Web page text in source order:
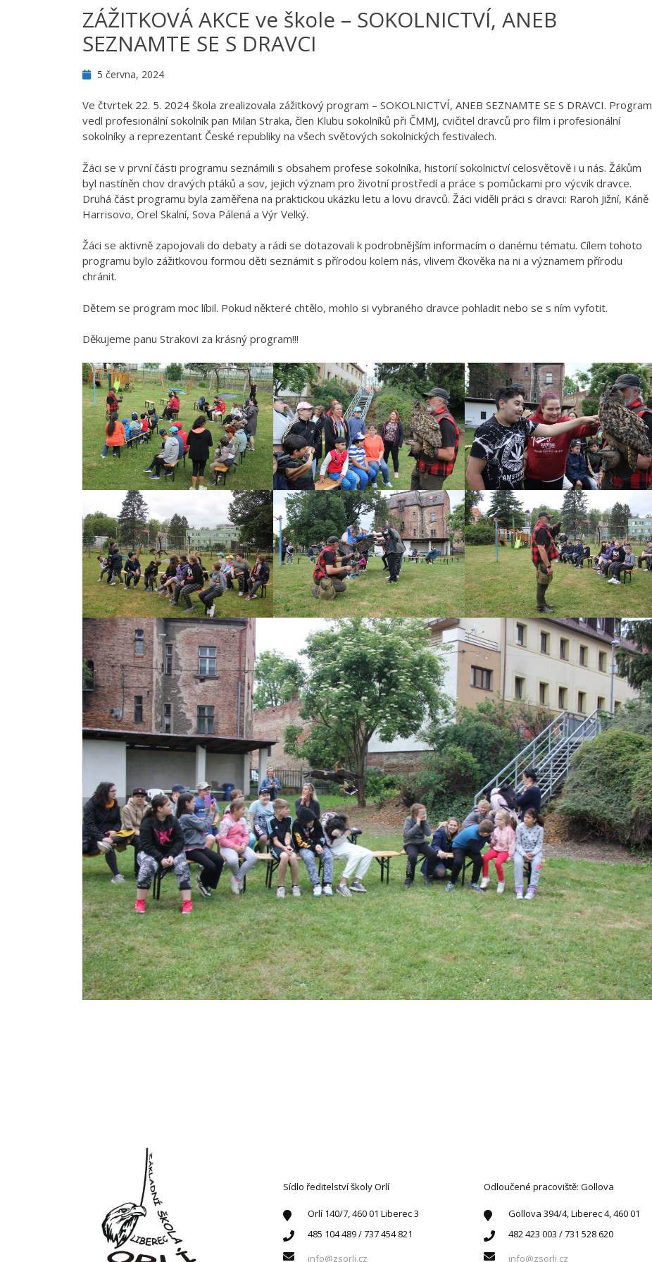
ZÁŽITKOVÁ AKCE ve škole – SOKOLNICTVÍ, ANEB
SEZNAMTE SE S DRAVCI
5 června, 2024
Ve čtvrtek 22. 5. 2024 škola zrealizovala zážitkový program – SOKOLNICTVÍ, ANEB SEZNAMTE SE S DRAVCI. Program
vedl profesionální sokolník pan Milan Straka, člen Klubu sokolníků při ČMMJ, cvičitel dravců pro film i profesionální
sokolníky a reprezentant České republiky na všech světových sokolnických festivalech.
Žáci se v první části programu seznámili s obsahem profese sokolníka, historií sokolnictví celosvětově i u nás. Žákům
byl nastíněn chov dravých ptáků a sov, jejich význam pro životní prostředí a práce s pomůckami pro výcvik dravce.
Druhá část programu byla zaměřena na praktickou ukázku letu a lovu dravců. Žáci viděli práci s dravci: Raroh Jižní, Káně
Harrisovo, Orel Skalní, Sova Pálená a Výr Velký.
Žáci se aktivně zapojovali do debaty a rádi se dotazovali k podrobnějším informacím o danému tématu. Cílem tohoto
programu bylo zážitkovou formou děti seznámit s přírodou kolem nás, vlivem čkověka na ni a významem přírodu
chránit.
Dětem se program moc líbil. Pokud některé chtělo, mohlo si vybraného dravce pohladit nebo se s ním vyfotit.
Děkujeme panu Strakovi za krásný program!!!
Sídlo ředitelství školy Orlí
Orlí 140/7, 460 01 Liberec 3
485 104 489 / 737 454 821
info@zsorli.cz
Odloučené pracoviště: Gollova
Gollova 394/4, Liberec 4, 460 01
482 423 003 / 731 528 620
info@zsorli.cz